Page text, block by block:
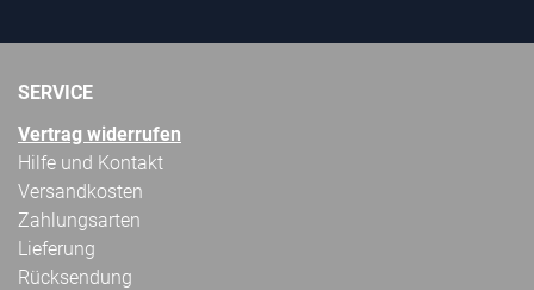
SERVICE
Vertrag widerrufen
Hilfe und Kontakt
Versandkosten
Zahlungsarten
Lieferung
Rücksendung